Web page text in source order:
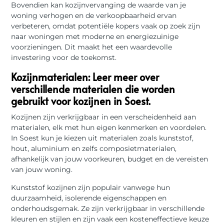
Bovendien kan kozijnvervanging de waarde van je
woning verhogen en de verkoopbaarheid ervan
verbeteren, omdat potentiële kopers vaak op zoek zijn
naar woningen met moderne en energiezuinige
voorzieningen. Dit maakt het een waardevolle
investering voor de toekomst.
Kozijnmaterialen: Leer meer over
verschillende materialen die worden
gebruikt voor kozijnen in Soest.
Kozijnen zijn verkrijgbaar in een verscheidenheid aan
materialen, elk met hun eigen kenmerken en voordelen.
In Soest kun je kiezen uit materialen zoals kunststof,
hout, aluminium en zelfs composietmaterialen,
afhankelijk van jouw voorkeuren, budget en de vereisten
van jouw woning.
Kunststof kozijnen zijn populair vanwege hun
duurzaamheid, isolerende eigenschappen en
onderhoudsgemak. Ze zijn verkrijgbaar in verschillende
kleuren en stijlen en zijn vaak een kosteneffectieve keuze